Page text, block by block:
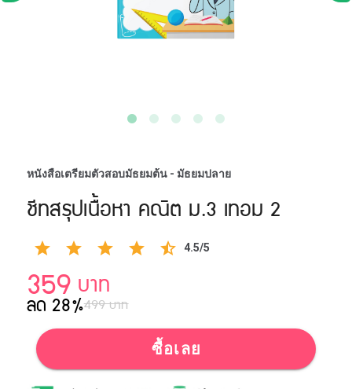
หนังสือเตรียมตัวสอบมัธยมต้น - มัธยมปลาย
ชีทสรุปเนื้อหา คณิต ม.3 เทอม 2
4.5/5
359บาท
ลด 28%499 บาท
ซื้อเลย